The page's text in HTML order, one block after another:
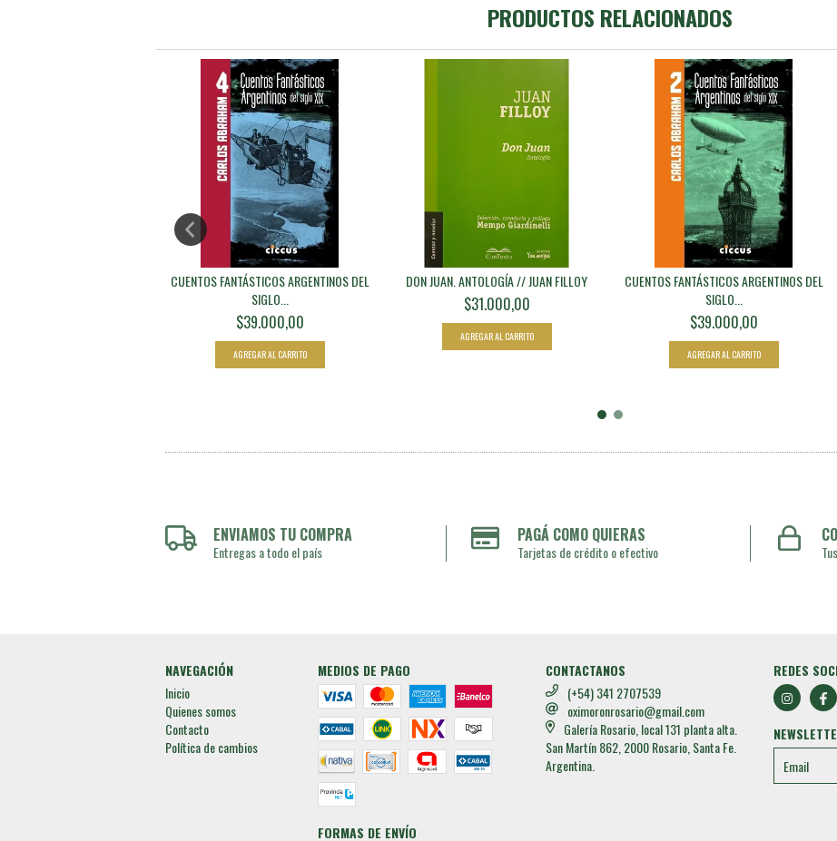
PRODUCTOS RELACIONADOS
CUENTOS FANTÁSTICOS ARGENTINOS DEL
SIGLO...
$39.000,00
DON JUAN. ANTOLOGÍA // JUAN FILLOY
$31.000,00
CUENTOS FANTÁSTICOS ARGENTINOS DEL
SIGLO...
$39.000,00
ENVIAMOS TU COMPRA
Entregas a todo el país
PAGÁ COMO QUIERAS
Tarjetas de crédito o efectivo
NAVEGACIÓN
Inicio
Quienes somos
Contacto
Política de cambios
MEDIOS DE PAGO
FORMAS DE ENVÍO
CONTACTANOS
(+54) 341 2707539
oximoronrosario@gmail.com
Galería Rosario, local 131 planta alta.
San Martín 862, 2000 Rosario, Santa Fe.
Argentina.
REDES